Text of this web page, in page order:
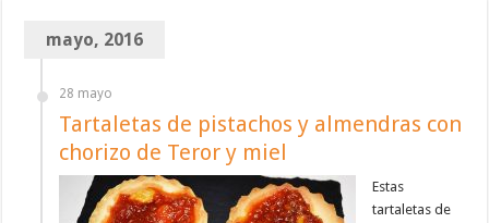
mayo, 2016
28 mayo
Tartaletas de pistachos y almendras con
chorizo de Teror y miel
Estas
tartaletas de